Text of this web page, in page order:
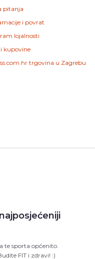
pitanja
i povrat
lojalnosti
kupovine
trgovina u Zagrebu
te sporta općenito.
FIT i zdravi! :)